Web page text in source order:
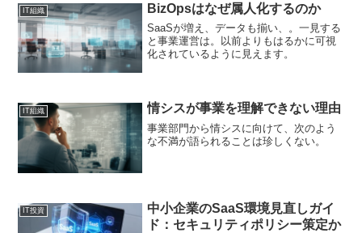
IT組織 BizOpsはなぜ属人化するのか
SaaSが増え、データも揃い、。一見する
と事業運営は。以前よりもはるかに可視
化されているように見えます。
IT組織 情シスが事業を理解できない理由
事業部門から情シスに向けて、次のよう
な不満が語られることは珍しくない。
IT投資
中小企業のSaaS環境見直しガイ
ド：セキュリティポリシー策定か